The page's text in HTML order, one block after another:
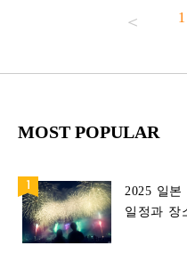
1
MOST POPULAR
2025 일본
일정과 장